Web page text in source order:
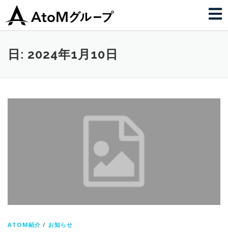
日: 2024年1月10日
ATOM紹介 / お知らせ